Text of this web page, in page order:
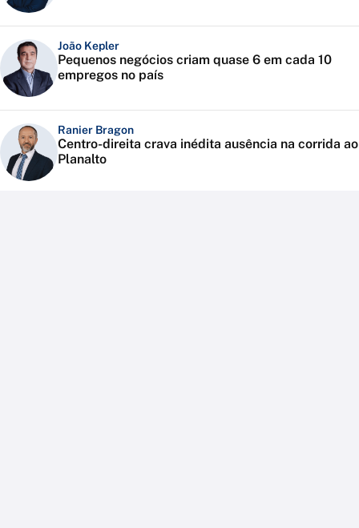
João Kepler
Pequenos negócios criam quase 6 em cada 10
empregos no país
Ranier Bragon
Centro-direita crava inédita ausência na corrida ao
Planalto